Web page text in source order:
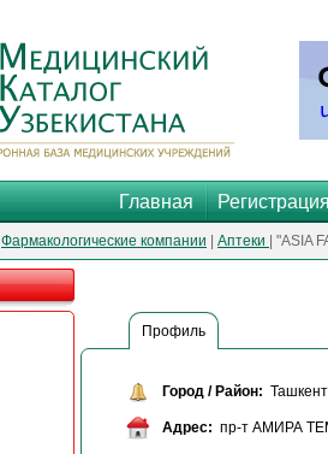
Главная
Фармакологические компании Аптеки | "ASIA
Профиль
Город / Район:
Адрес: пр-т АМИРА